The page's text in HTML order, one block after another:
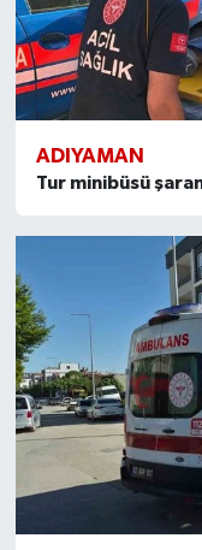
ADIYAMAN
Tur minibüsü